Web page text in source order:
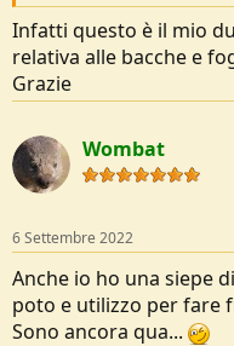
Infatti questo è il mio
relativa alle bacche e
Grazie
Wombat
6 Settembre 2022
Anche io ho una siepe
poto e utilizzo per fare
Sono ancora qua...